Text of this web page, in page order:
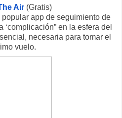
Air (Gratis)
app de seguimiento de
en la esfera del
necesaria para tomar el
vuelo.